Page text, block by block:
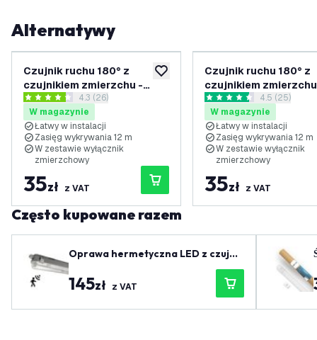
Alternatywy
dodaj do listy życzeń
Czujnik ruchu 180° z
czujnikiem zmierzchu -
zasięg 12M, maks. 400W -
IP44 - Czarny
otwórz panel recenzji
4.3 Gwiazdki oceny
4.3 (26)
W magazynie
Łatwy w instalacji
Zasięg wykrywania 12 m
W zestawie wyłącznik
zmierzchowy
35zł z VAT
Czujnik ruchu 180° z
czujnikiem
zasięg 12M, maks.
IP44 - Biały
otwórz
4.5 Gwiazdki oceny
4.5 (25)
W magazynie
Łatwy w instalacji
Zasięg wykrywania 12 m
W zestawie wyłącznik
zmierzchowy
35zł z VAT
Często kupowane razem
Oprawa hermetyczna LED z czujni
145zł z VAT